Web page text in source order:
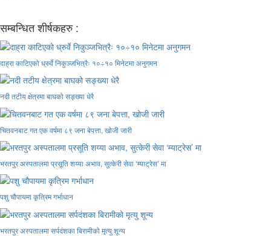
सम्बन्धित शीर्षकहरु :
दाह्रा काटिएको ध्रुर्वे निकुञ्जभित्रैः १०÷१० मिनेटमा अनुगमन
नदी तटीय क्षेत्रमा बाघको सङ्ख्या धेरै
चितवनबाट गत एक वर्षमा ८९ जना बेपत्ता, खोजी जारी
भरतपुर अस्पतालमा प्रसूति शय्या अभाव, सुत्केरी सेवा ‘म्याट्रेस’ मा
पशु चौपायमा कृत्रिम गर्भाधान
भरतपुर अस्पतालमा सर्पदंशका बिरामीको मृत्यु शून्य